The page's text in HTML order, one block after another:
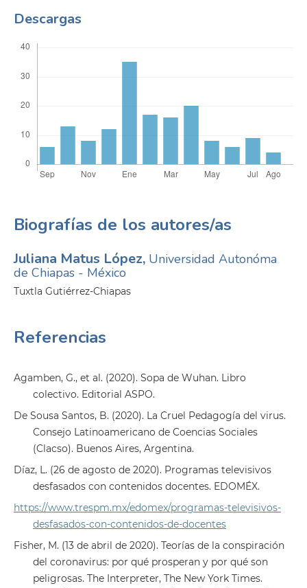
Descargas
Biografías de los autores/as
Juliana Matus López, Universidad Autonóma
de Chiapas - México
Tuxtla Gutiérrez-Chiapas
Referencias
Agamben, G., et al. (2020). Sopa de Wuhan. Libro
colectivo. Editorial ASPO.
De Sousa Santos, B. (2020). La Cruel Pedagogía del virus.
Consejo Latinoamericano de Coencias Sociales
(Clacso). Buenos Aires, Argentina.
Díaz, L. (26 de agosto de 2020). Programas televisivos
desfasados con contenidos docentes. EDOMÉX.
https://www.trespm.mx/edomex/programas-televisivos-
desfasados-con-contenidos-de-docentes
Fisher, M. (13 de abril de 2020). Teorías de la conspiración
del coronavirus: por qué prosperan y por qué son
peligrosas. The Interpreter, The New York Times.